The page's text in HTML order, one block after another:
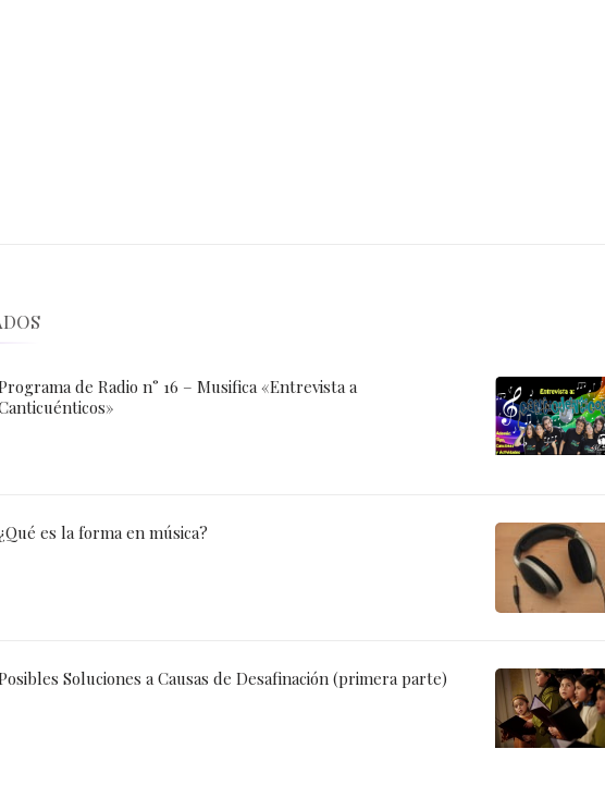
de Radio n° 16 – Musifica «Entrevista a
es la forma en música?
Soluciones a Causas de Desafinación (primera parte)